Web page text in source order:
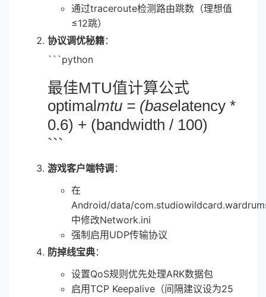
通过traceroute检测路由跳数（理想值
≤12跳）
协议调优秘籍：
```python
最佳MTU值计算公式
optimalmtu = (baselatency *
0.6) + (bandwidth / 100)
```
游戏客户端特调 ：
在
Android/data/
中修改Network.ini
强制启用UDP传输协议
防掉线宝典：
设置QoS规则优先处理ARK数据包
启用TCP Keepalive（间隔建议设为25